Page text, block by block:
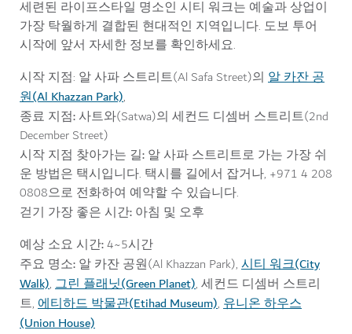
세련된 라이프스타일 명소인 시티 워크는 예술과 상업이
가장 탁월하게 결합된 현대적인 지역입니다. 도보 투어
시작에 앞서 자세한 정보를 확인하세요.
시작 지점: 알 사파 스트리트(Al Safa Street)의 알 카잔 공
원(Al Khazzan Park),
종료 지점:사트와(Satwa)의 세컨드 디셈버 스트리트(2nd
December Street)
시작 지점 찾아가는 길: 알 사파 스트리트로 가는 가장 쉬
운 방법은 택시입니다. 택시를 길에서 잡거나, +971 4 208
0808으로 전화하여 예약할 수 있습니다.
걷기 가장 좋은 시간: 아침 및 오후
예상 소요 시간:4~5시간
주요 명소: 알 카잔 공원(Al Khazzan Park), 시티 워크(City
Walk), 그린 플래닛(Green Planet), 세컨드 디셈버 스트리
트, 에티하드 박물관(Etihad Museum), 유니온 하우스
(Union House)